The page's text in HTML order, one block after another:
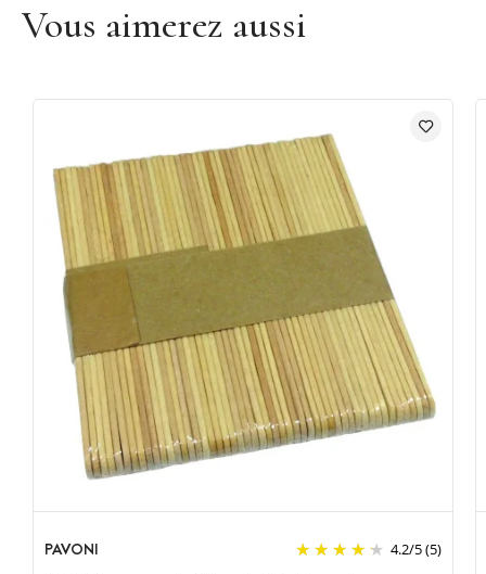
Vous aimerez aussi
PAVONI 4.2/5(5)